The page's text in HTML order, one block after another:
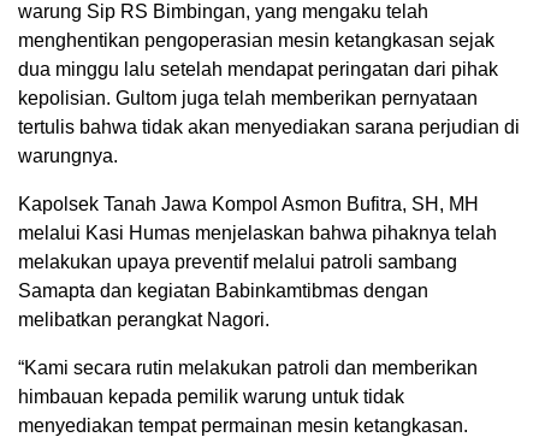
warung Sip RS Bimbingan, yang mengaku telah
menghentikan pengoperasian mesin ketangkasan sejak
dua minggu lalu setelah mendapat peringatan dari pihak
kepolisian. Gultom juga telah memberikan pernyataan
tertulis bahwa tidak akan menyediakan sarana perjudian di
warungnya.
Kapolsek Tanah Jawa Kompol Asmon Bufitra, SH, MH
melalui Kasi Humas menjelaskan bahwa pihaknya telah
melakukan upaya preventif melalui patroli sambang
Samapta dan kegiatan Babinkamtibmas dengan
melibatkan perangkat Nagori.
“Kami secara rutin melakukan patroli dan memberikan
himbauan kepada pemilik warung untuk tidak
menyediakan tempat permainan mesin ketangkasan.